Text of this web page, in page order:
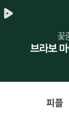
피플